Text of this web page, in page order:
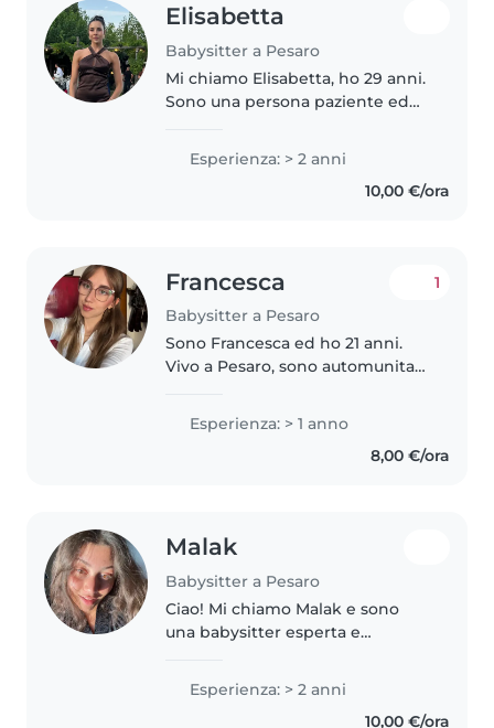
Elisabetta
Babysitter a Pesaro
Mi chiamo Elisabetta, ho 29 anni.
Sono una persona paziente ed
bambini, con comprensione e
Esperienza: > 2 anni
10,00 €/ora
Francesca
Babysitter a Pesaro
1
Sono Francesca ed ho 21 anni.
Vivo a Pesaro, sono automunita
laureanda in scienze
piscologiche dello sviluppo, delle
relazioni interpersonali e della..
Esperienza: > 1 anno
8,00 €/ora
Malak
Babysitter a Pesaro
Ciao! Mi chiamo Malak e sono
una babysitter esperta e
ambiente sicuro e divertente per
i bambini, aiutando con compiti,
Esperienza: > 2 anni
10,00 €/ora